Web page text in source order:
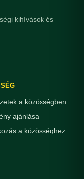
kihívások és
a közösségben
ajánlása
a közösséghez